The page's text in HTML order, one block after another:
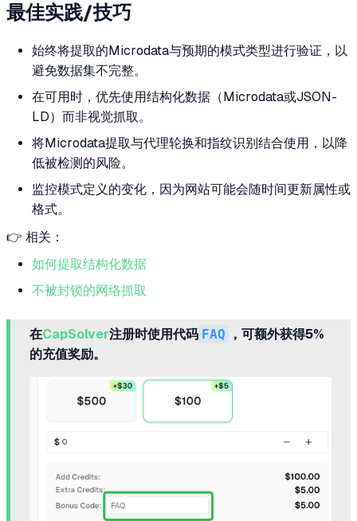
最佳实践/技巧
始终将提取的Microdata与预期的模式类型进行验证，以
避免数据集不完整。
在可用时，优先使用结构化数据（Microdata或JSON-
LD）而非视觉抓取。
将Microdata提取与代理轮换和指纹识别结合使用，以降
低被检测的风险。
监控模式定义的变化，因为网站可能会随时间更新属性或
格式。
👉 相关：
如何提取结构化数据
不被封锁的网络抓取
在CapSolver注册时使用代码 FAQ
，可额外获得5%
的充值奖励。